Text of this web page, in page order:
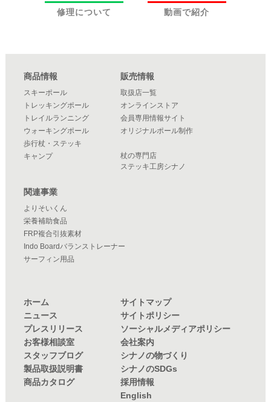
修理について 動画で紹介
商品情報
スキーポール
トレッキングポール
トレイルランニング
ウォーキングポール
歩行杖・ステッキ
キャンプ
販売情報
取扱店一覧
オンラインストア
会員専用情報サイト
オリジナルポール制作
杖の専門店
ステッキ工房シナノ
関連事業
よりそいくん
栄養補助食品
FRP複合引抜素材
Indo Boardバランストレーナー
サーフィン用品
ホーム
ニュース
プレスリリース
お客様相談室
スタッフブログ
製品取扱説明書
商品カタログ
サイトマップ
サイトポリシー
ソーシャルメディアポリシー
会社案内
シナノの物づくり
シナノのSDGs
採用情報
English